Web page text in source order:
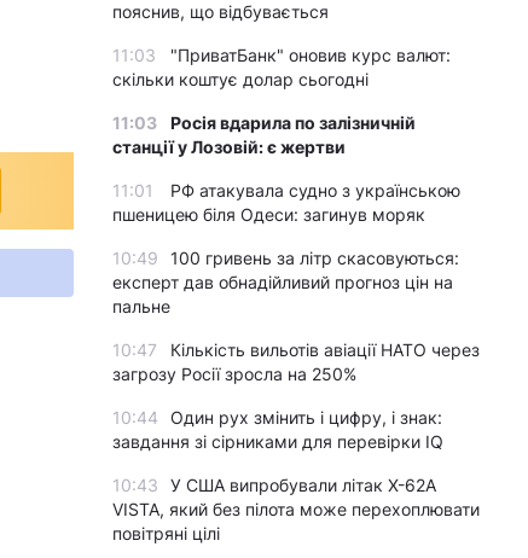
пояснив, що відбувається
11:03
"ПриватБанк" оновив курс валют:
скільки коштує долар сьогодні
11:03
Росія вдарила по залізничній
станції у Лозовій: є жертви
11:01
РФ атакувала судно з українською
пшеницею біля Одеси: загинув моряк
10:49
100 гривень за літр скасовуються:
експерт дав обнадійливий прогноз цін на
пальне
10:47
Кількість вильотів авіації НАТО через
загрозу Росії зросла на 250%
10:44
Один рух змінить і цифру, і знак:
завдання зі сірниками для перевірки IQ
10:43
У США випробували літак X-62A
VISTA, який без пілота може перехоплювати
повітряні цілі